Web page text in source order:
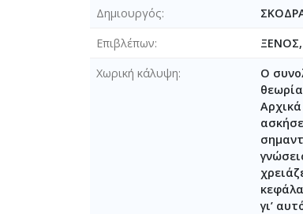
Δημιουργός
Επιβλέπων
Χωρική κάλυψη
Ο
γι’